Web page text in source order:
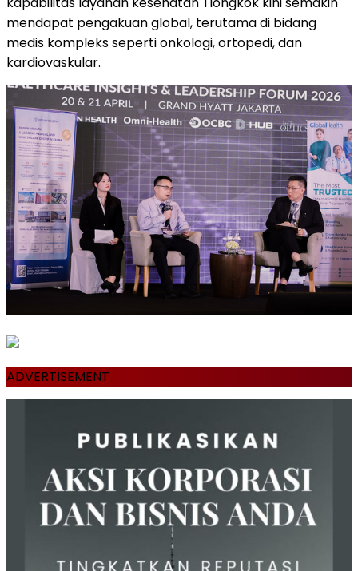
mendapat pengakuan global, terutama di bidang
medis kompleks seperti onkologi, ortopedi, dan
kardiovaskular.
ADVERTISEMENT